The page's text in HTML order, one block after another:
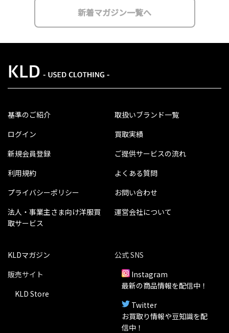
新着マガジン一覧へ
基準のご紹介
ログイン
新規会員登録
利用規約
プライバシーポリシー
法人・事業主さま向け洋服買
取サービス
取扱いブランド一覧
買取実績
ご提供サービスの流れ
よくある質問
お問い合わせ
運営会社について
KLDマガジン
販売サイト
KLD Store
公式 SNS
Instagram
最新の商品情報を配信中！
Twitter
お買取り情報や豆知識を配
信中！